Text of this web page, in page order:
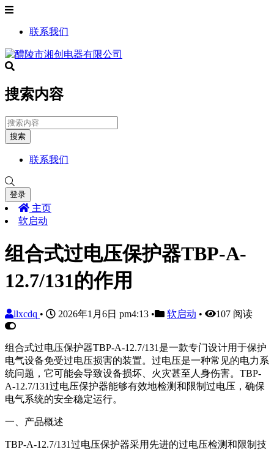
联系我们
搜索内容
搜索
联系我们
登录
主页
软启动
组合式过电压保护器TBP-A-
12.7/131的作用
llxcdq • 2026年1月6日 pm4:13 • 软启动 • 107 阅读
组合式过电压保护器TBP-A-12.7/131是一款专门设计用于保护
电气设备免受过电压损害的装置。过电压是一种常见的电力系
统问题，它可能会导致设备损坏、火灾甚至人身伤害。TBP-
A-12.7/131过电压保护器能够有效地检测和限制过电压，确保
电气系统的安全稳定运行。
一、产品概述
TBP-A-12.7/131过电压保护器采用先进的过电压检测和限制技